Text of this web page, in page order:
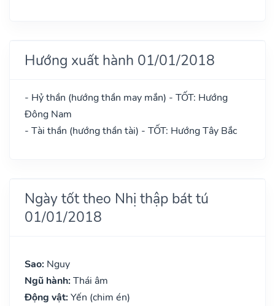
Hướng xuất hành 01/01/2018
- Hỷ thần (hướng thần may mắn) - TỐT: Hướng
Đông Nam
- Tài thần (hướng thần tài) - TỐT: Hướng Tây Bắc
Ngày tốt theo Nhị thập bát tú
01/01/2018
Sao: Nguy
Ngũ hành: Thái âm
Động vật: Yến (chim én)